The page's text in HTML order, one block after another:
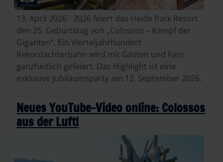
13. April 2026 - 2026 feiert das Heide Park Resort
den 25. Geburtstag von „Colossos – Kampf der
Giganten“. Ein Vierteljahrhundert
Rekordachterbahn wird mit Gästen und Fans
ganzheitlich gefeiert. Das Highlight ist eine
exklusive Jubiläumsparty am 12. September 2026.
Neues YouTube-Video online: Colossos
aus der Luft!